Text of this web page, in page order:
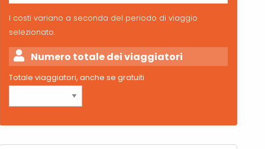
I costi variano a seconda del periodo di viaggio
selezionato.
Numero totale dei viaggiatori
Totale viaggiatori, anche se gratuiti